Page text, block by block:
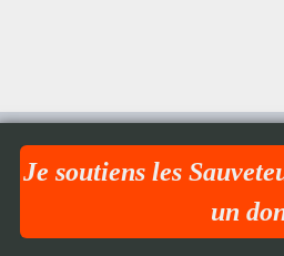
Je soutiens les
un